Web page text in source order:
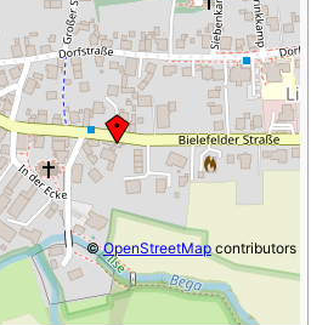
©OpenStreetMapcontributors